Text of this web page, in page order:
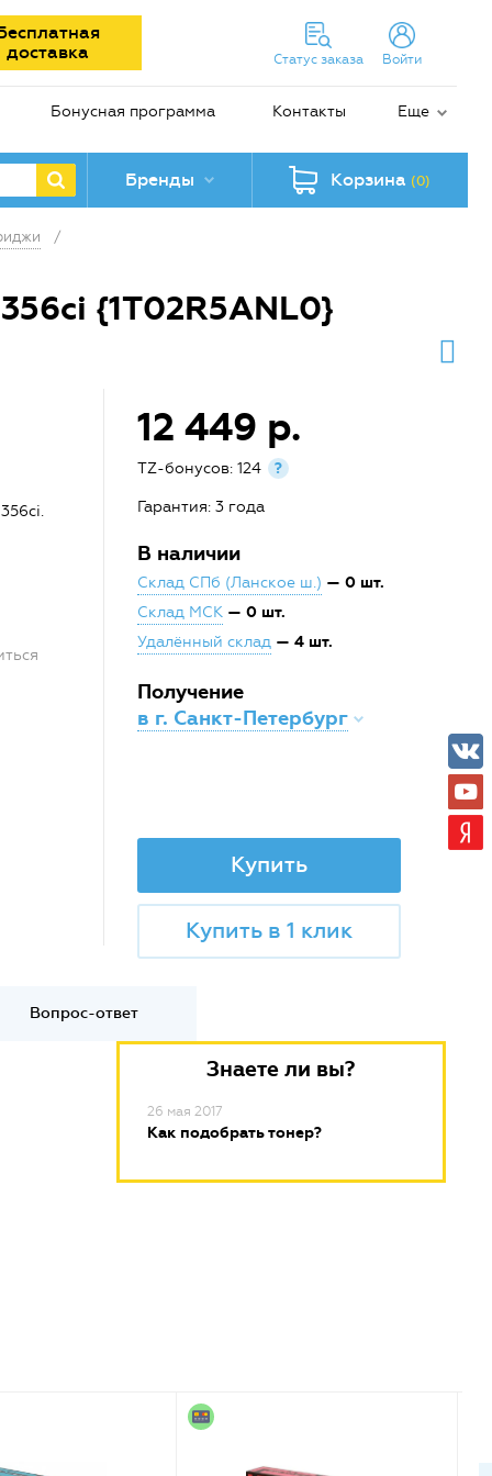
доставка
Статус заказа Войти
Бонусная программа Контакты Еще
Бренды Корзина (0)
/
{1T02R5ANL0}
12 449 р.
TZ-бонусов: 124 ?
Гарантия: 3 года
В наличии
Склад СПб (Ланское ш.) — 0 шт.
Склад МСК — 0 шт.
Удалённый склад — 4 шт.
Получение
в г. Санкт-Петербург
Купить
Купить в 1 клик
Вопрос-ответ
Знаете ли вы?
26 мая 2017
Как подобрать тонер?